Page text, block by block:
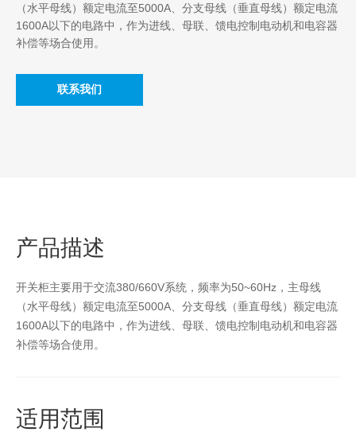
（水平母线）额定电流至5000A、分支母线（垂直母线）额定电流
1600A以下的电路中，作为进线、母联、馈电控制电动机和电容器
补偿等场合使用。
联系我们
产品描述
开关柜主要用于交流380/660V系统，频率为50~60Hz，主母线
（水平母线）额定电流至5000A、分支母线（垂直母线）额定电流
1600A以下的电路中，作为进线、母联、馈电控制电动机和电容器
补偿等场合使用。
适用范围